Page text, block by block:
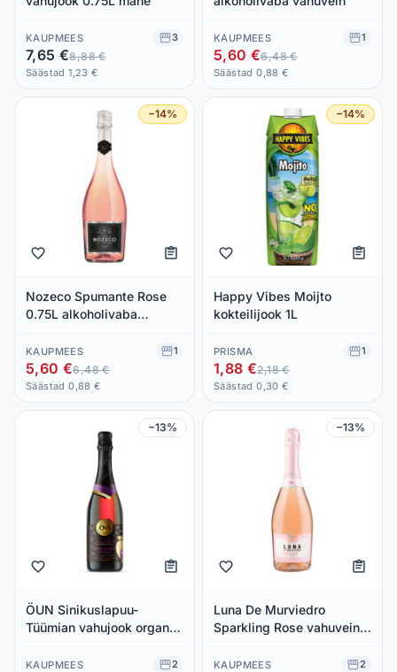
KAUPMEES 3
7,65 €8,88 €
Säästad 1,23 €
KAUPMEES 1
5,60 €6,48 €
Säästad 0,88 €
−14%
Nozeco Spumante Rose
0.75L alkoholivaba
KAUPMEES 1
5,60 €6,48 €
Säästad 0,88 €
−14%
Happy Vibes Moijto
kokteilijook 1L
PRISMA 1
1,88 €2,18 €
Säästad 0,30 €
−13%
ÖUN Sinikuslapuu-
Tüümian vahujook organic
KAUPMEES 2
−13%
Luna De Murviedro
Sparkling Rose vahuvein
KAUPMEES 2